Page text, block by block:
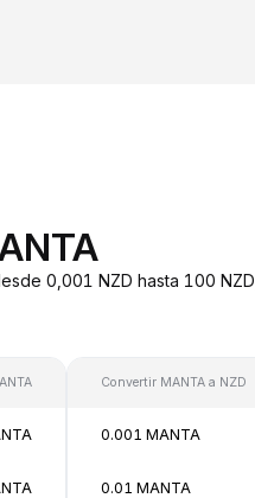
0,001 NZD hasta 100
Convertir MANTA a NZD
0.001 MANTA
0.01 MANTA